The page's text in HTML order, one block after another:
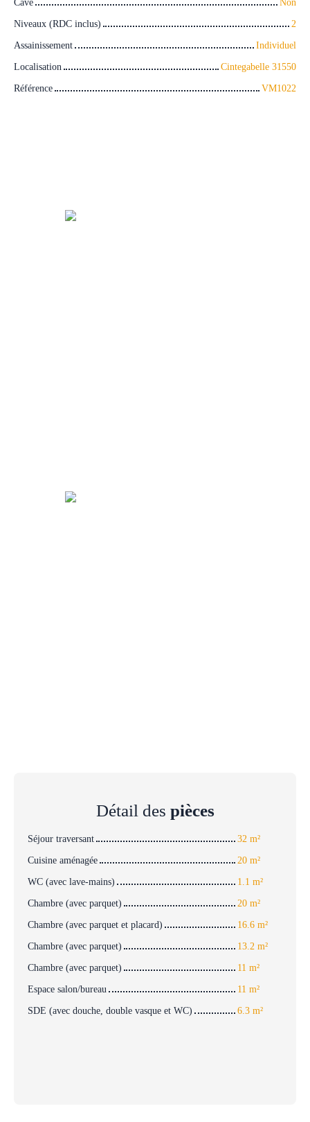
Niveaux (RDC inclus)
2
Assainissement
Individuel
Localisation
Cintegabelle 31550
Référence
VM1022
Détail des pièces
Séjour traversant
32 m²
Cuisine aménagée
20 m²
WC (avec lave-mains)
1.1 m²
Chambre (avec parquet)
20 m²
Chambre (avec parquet et placard)
16.6 m²
Chambre (avec parquet)
13.2 m²
Chambre (avec parquet)
11 m²
Espace salon/bureau
11 m²
SDE (avec douche, double vasque et WC)
6.3 m²